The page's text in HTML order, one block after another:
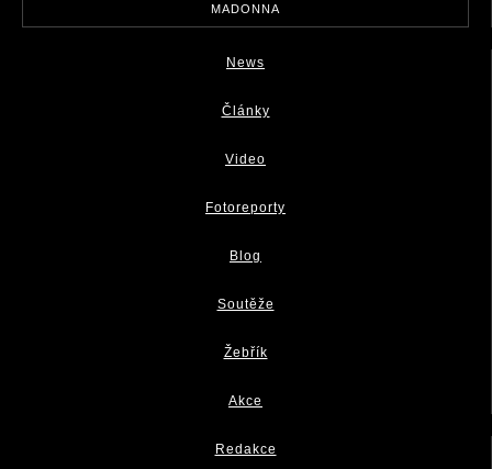
MADONNA
News
Články
Video
Fotoreporty
Blog
Soutěže
Žebřík
Akce
Redakce